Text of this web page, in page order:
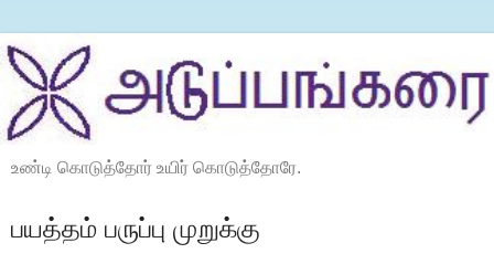
உண்டி கொடுத்தோர் உயிர் கொடுத்தோரே.
பயத்தம் பருப்பு முறுக்கு